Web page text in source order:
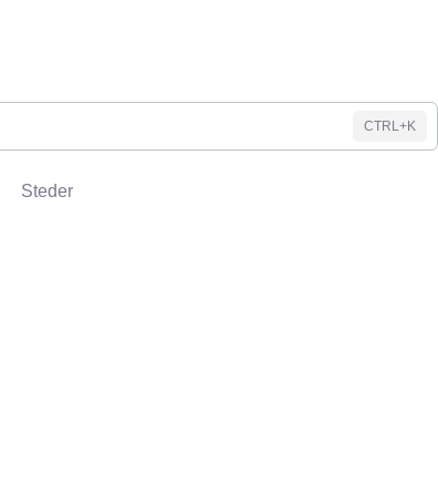
CTRL+K
Steder